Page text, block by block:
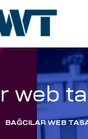
web
BAĞCILAR WEB